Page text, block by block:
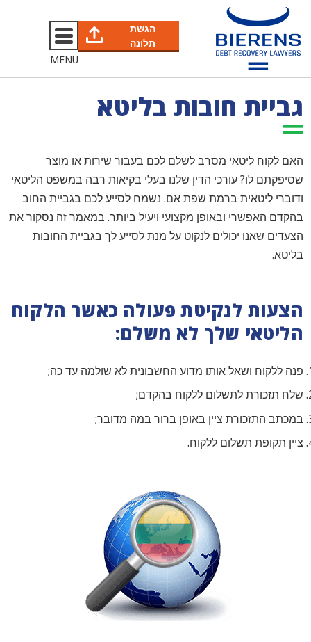
הגשת
תלונה
MENU
גביית חובות בליטא
האם לקוח ליטאי מסרב לשלם לכם בעבור שירות או מוצר
שסיפקתם לו? עורכי הדין שלנו בעלי בקיאות רבה במשפט הליטאי
ודוברי ליטאית ברמת שפת אם. נשמח לסייע לכם בגביית החוב
בהקדם האפשרי ובאופן מקצועי ויעיל ביותר. במאמר זה נסקור את
הצעדים שאנו יכולים לנקוט על מנת לסייע לך בגביית החובות
בליטא.
הצעות לנקיטת פעולה כאשר הלקוח
הליטאי שלך לא משלם:
פנה ללקוח ושאל אותו מדוע החשבונית לא שולמה עד כה;
שלח תזכורת לתשלום ללקוח בהקדם;
במכתב התזכורת ציין באופן ברור במה מדובר;
ציין תקופת תשלום ללקוח.